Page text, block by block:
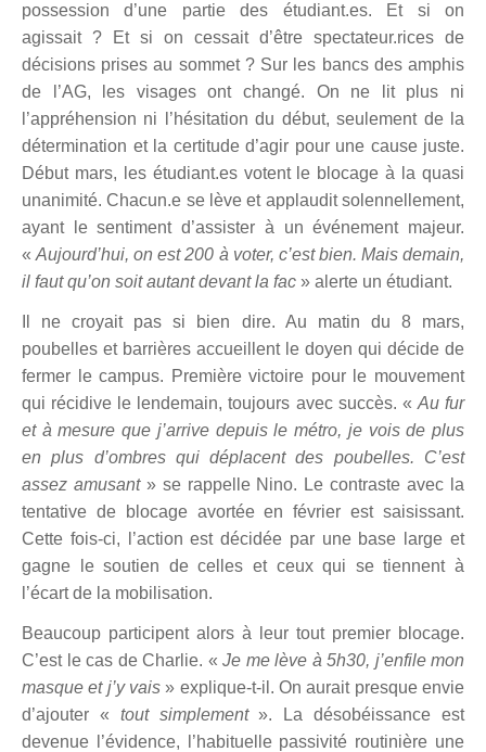
possession d’une partie des étudiant.es. Et si on
agissait ? Et si on cessait d’être spectateur.rices de
décisions prises au sommet ? Sur les bancs des amphis
de l’AG, les visages ont changé. On ne lit plus ni
l’appréhension ni l’hésitation du début, seulement de la
détermination et la certitude d’agir pour une cause juste.
Début mars, les étudiant.es votent le blocage à
la quasi
unanimité. Chacun.e se l ève et applaudit solennellement,
ayant le sentiment d’assister à un événement majeur.
«Aujourd’hui, on est 200 à voter, c’est bien. Mais demain,
il faut qu’on soit autant devant la fac » alerte un étudiant.
Il ne croyait pas si bien dire. Au matin du 8 mars,
poubelles et barrières accueillent le doyen qui décide de
fermer le campus. Première victoire pour le mouvement
qui récidive le lendemain, toujours avec succès. « Au fur
et à mesure que j’arrive depuis le métro, je vois de plus
en plus d’ombres qui déplacent des poubelles. C’est
assez amusant» se rappelle Nino. Le contraste avec la
tentative de blocage avortée en février est saisissant.
Cette fois-ci, l’action est décidée par une base large et
gagne le soutien de celles et ceux qui se tiennent à
l’écart de la mobilisation.
Beaucoup participent alors à leur tout premier blocage.
C’est le cas de Charlie. « Je me lève à 5h30, j’enfile mon
masque et j’y vais » explique-t-il. On aurait presque envie
d’ajouter « tout simplement». La désobéissance est
devenue l’évidence, l’habituelle passivité routinière une